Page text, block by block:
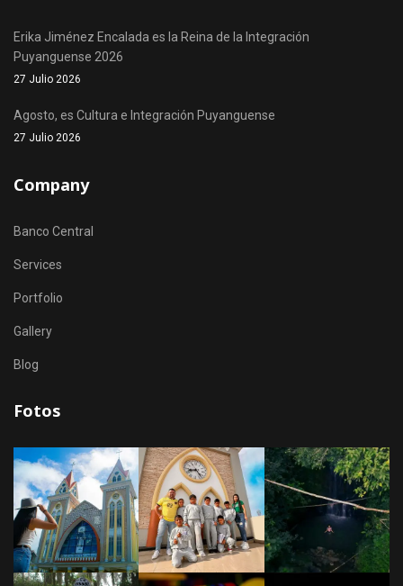
Erika Jiménez Encalada es la Reina de la Integración
Puyanguense 2026
27 Julio 2026
Agosto, es Cultura e Integración Puyanguense
27 Julio 2026
Company
Banco Central
Services
Portfolio
Gallery
Blog
Fotos